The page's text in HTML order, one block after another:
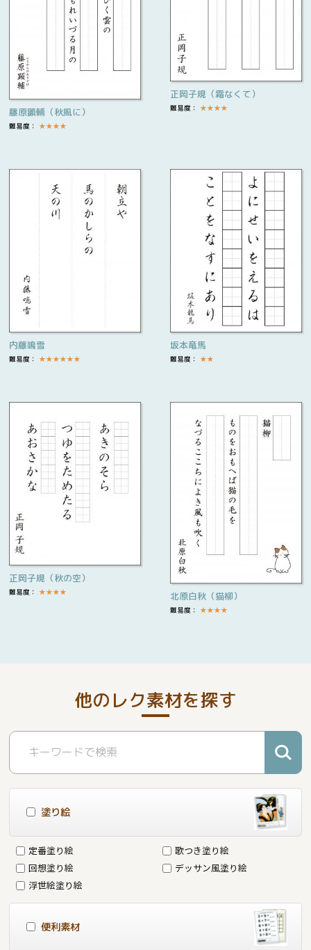
藤原顕輔（秋風に）
難易度： ★★★★
正岡子規（霜なくて）
難易度： ★★★★
内藤鳴雪
難易度： ★★★★★★
坂本竜馬
難易度： ★★
正岡子規（秋の空）
難易度： ★★★★ 北原白秋（猫柳）
難易度： ★★★★
他のレク素材を探す
塗り絵
定番塗り絵
歌つき塗り絵
回想塗り絵
デッサン風塗り絵
浮世絵塗り絵
便利素材